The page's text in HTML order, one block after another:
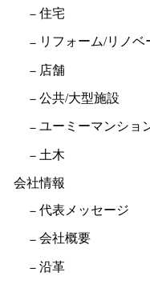
住宅
リフォーム/リノベ
店舗
公共/大型施設
ユーミーマンショ
土木
会社情報
代表メッセージ
会社概要
沿革